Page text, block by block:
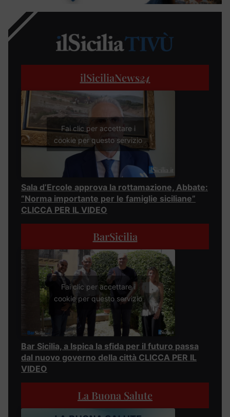
ilSiciliaNews24
Fai clic per accettare i
cookie per questo servizio
Sala d’Ercole approva la rottamazione, Abbate:
“Norma importante per le famiglie siciliane”
CLICCA PER IL VIDEO
BarSicilia
Fai clic per accettare i
cookie per questo servizio
Bar Sicilia, a Ispica la sfida per il futuro passa
dal nuovo governo della città CLICCA PER IL
VIDEO
La Buona Salute